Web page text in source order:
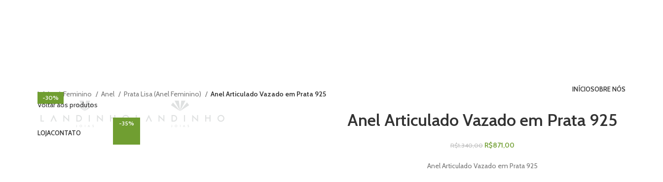
INÍCIOSOBRE NÓS
LOJACONTATO
Início Feminino Anel Prata Lisa (Anel Feminino)
Anel Articulado Vazado em Prata 925
Voltar aos produtos
-35% Anel Articulado Vazado em Prata 925
R$1.340,00 R$871,00
Anel Articulado Vazado em Prata 925
-30%